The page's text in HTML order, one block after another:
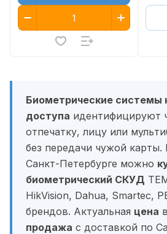
Биометрические системы
доступа идентифицируют
отпечатку, лицу или
без передачи чужой
Санкт-Петербурге можно
биометрический СКУД
HikVision, Dahua, Smartec,
брендов. Актуальная цена
продажа с доставкой по